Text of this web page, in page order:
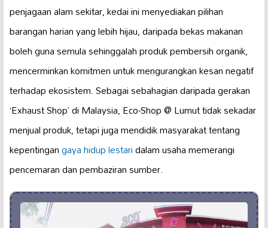
penjagaan alam sekitar, kedai ini menyediakan pilihan
barangan harian yang lebih hijau, daripada bekas makanan
boleh guna semula sehinggalah produk pembersih organik,
mencerminkan komitmen untuk mengurangkan kesan negatif
terhadap ekosistem. Sebagai sebahagian daripada gerakan
‘Exhaust Shop’ di Malaysia, Eco-Shop @ Lumut tidak sekadar
menjual produk, tetapi juga mendidik masyarakat tentang
kepentingangaya hidup lestaridalam usaha memerangi
pencemaran dan pembaziran sumber.